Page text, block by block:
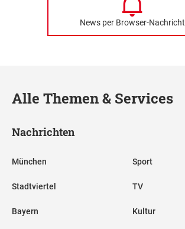
News per Browser-Nachricht
Alle Themen & Services
Nachrichten
München
Stadtviertel
Bayern
Sport
TV
Kultur